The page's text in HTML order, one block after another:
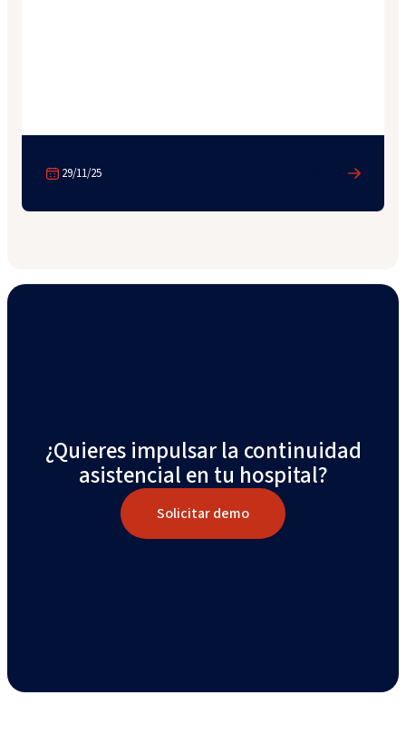
29/11/25
¿Quieres impulsar la continuidad
asistencial en tu hospital?
Solicitar demo